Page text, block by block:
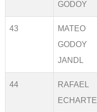
GODOY
43
MATEO
GODOY
JANDL
44
RAFAEL
ECHARTE